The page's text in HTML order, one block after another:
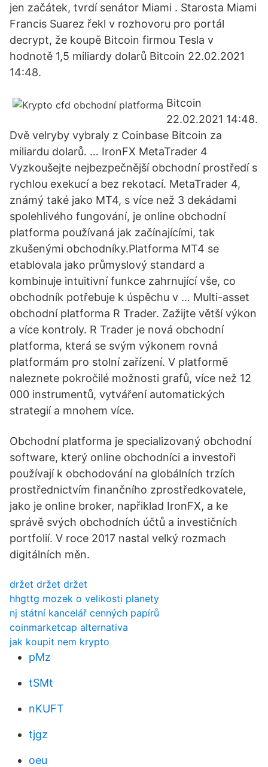
jen začátek, tvrdí senátor Miami . Starosta Miami
Francis Suarez řekl v rozhovoru pro portál
decrypt, že koupě Bitcoin firmou Tesla v
hodnotě 1,5 miliardy dolarů Bitcoin 22.02.2021
14:48.
Bitcoin
22.02.2021 14:48.
Dvě velryby vybraly z Coinbase Bitcoin za
miliardu dolarů. … IronFX MetaTrader 4
Vyzkoušejte nejbezpečnější obchodní prostředí s
rychlou exekucí a bez rekotací. MetaTrader 4,
známý také jako MT4, s více než 3 dekádami
spolehlivého fungování, je online obchodní
platforma používaná jak začínajícími, tak
zkušenými obchodníky.Platforma MT4 se
etablovala jako průmyslový standard a
kombinuje intuitivní funkce zahrnující vše, co
obchodník potřebuje k úspěchu v … Multi-asset
obchodní platforma R Trader. Zažijte větší výkon
a více kontroly. R Trader je nová obchodní
platforma, která se svým výkonem rovná
platformám pro stolní zařízení. V platformě
naleznete pokročilé možnosti grafů, více než 12
000 instrumentů, vytváření automatických
strategií a mnohem více.
Obchodní platforma je specializovaný obchodní
software, který online obchodníci a investoři
používají k obchodování na globálních trzích
prostřednictvím finančního zprostředkovatele,
jako je online broker, napřiklad IronFX, a ke
správě svých obchodních účtů a investičních
portfolií. V roce 2017 nastal velký rozmach
digitálních měn.
držet držet držet
hhgttg mozek o velikosti planety
nj státní kancelář cenných papírů
coinmarketcap alternativa
jak koupit nem krypto
pMz
tSMt
nKUFT
tjgz
oeu